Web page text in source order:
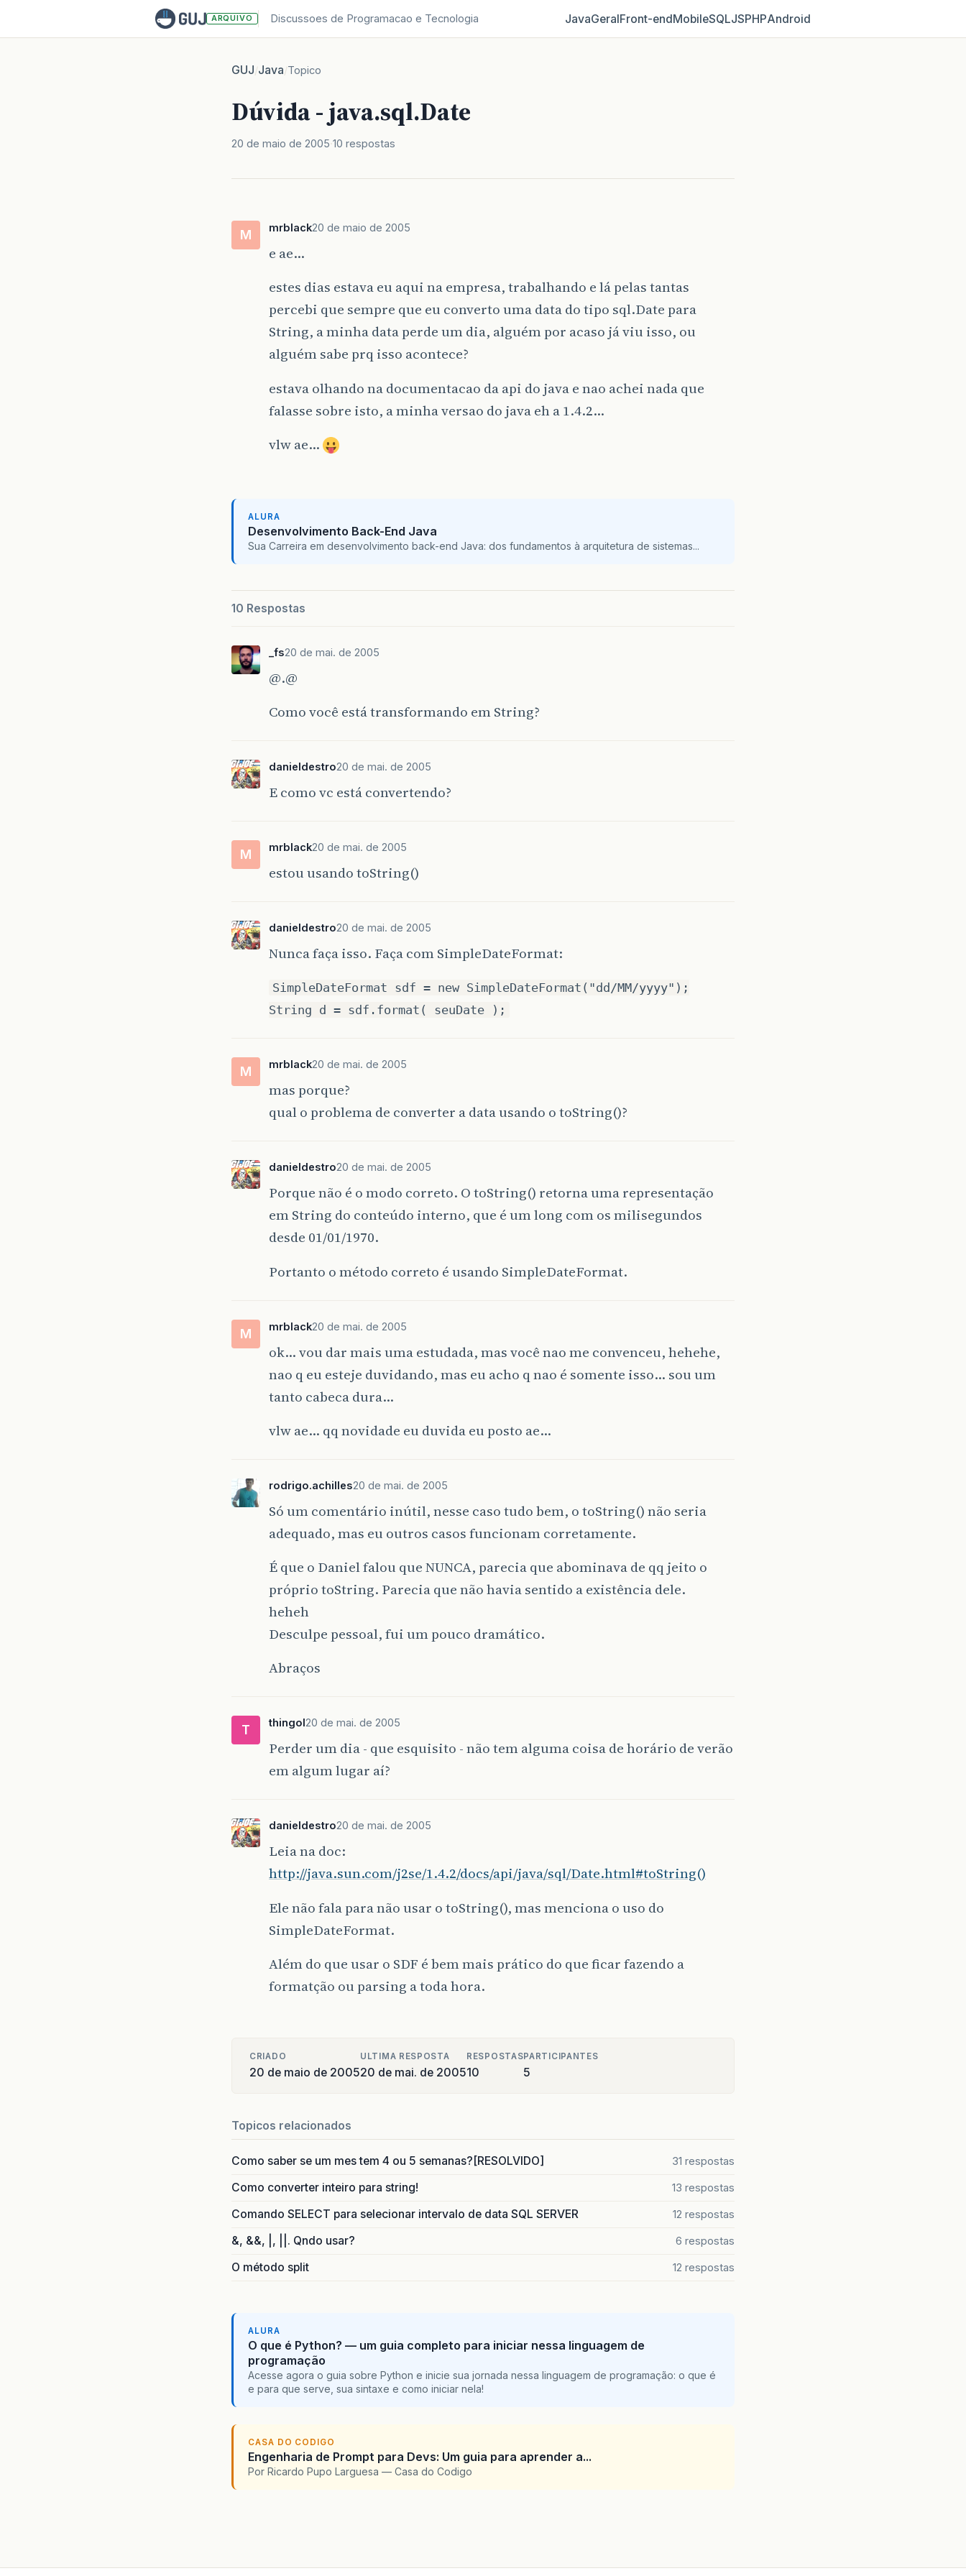
ARQUIVO Discussoes de Programacao e Tecnologia JavaGeralFront‑endMobileSQLJSPHPAndroid
GUJ/Java/Topico
Dúvida - java.sql.Date
20 de maio de 2005 10 respostas
M mrblack20 de maio de 2005
e ae…
estes dias estava eu aqui na empresa, trabalhando e lá pelas tantas
percebi que sempre que eu converto uma data do tipo sql.Date para
String, a minha data perde um dia, alguém por acaso já viu isso, ou
alguém sabe prq isso acontece?
estava olhando na documentacao da api do java e nao achei nada que
falasse sobre isto, a minha versao do java eh a 1.4.2…
vlw ae…
ALURA
Desenvolvimento Back-End Java
Sua Carreira em desenvolvimento back-end Java: dos fundamentos à arquitetura de sistemas...
10 Respostas
_fs20 de mai. de 2005
@.@
Como você está transformando em String?
danieldestro20 de mai. de 2005
E como vc está convertendo?
M mrblack20 de mai. de 2005
estou usando toString()
danieldestro20 de mai. de 2005
Nunca faça isso. Faça com SimpleDateFormat:
SimpleDateFormat sdf = new SimpleDateFormat("dd/MM/yyyy");
String d = sdf.format( seuDate );
M mrblack20 de mai. de 2005
mas porque?
qual o problema de converter a data usando o toString()?
danieldestro20 de mai. de 2005
Porque não é o modo correto. O toString() retorna uma representação
em String do conteúdo interno, que é um long com os milisegundos
desde 01/01/1970.
Portanto o método correto é usando SimpleDateFormat.
M mrblack20 de mai. de 2005
ok… vou dar mais uma estudada, mas você nao me convenceu, hehehe,
nao q eu esteje duvidando, mas eu acho q nao é somente isso… sou um
tanto cabeca dura…
vlw ae… qq novidade eu duvida eu posto ae…
rodrigo.achilles20 de mai. de 2005
Só um comentário inútil, nesse caso tudo bem, o toString() não seria
adequado, mas eu outros casos funcionam corretamente.
É que o Daniel falou que NUNCA, parecia que abominava de qq jeito o
próprio toString. Parecia que não havia sentido a existência dele.
heheh
Desculpe pessoal, fui um pouco dramático.
Abraços
T thingol20 de mai. de 2005
Perder um dia - que esquisito - não tem alguma coisa de horário de verão
em algum lugar aí?
danieldestro20 de mai. de 2005
Leia na doc:
http://java.sun.com/j2se/1.4.2/docs/api/java/sql/Date.html#toString()
Ele não fala para não usar o toString(), mas menciona o uso do
SimpleDateFormat.
Além do que usar o SDF é bem mais prático do que ficar fazendo a
formatção ou parsing a toda hora.
CRIADO
20 de maio de 2005
ULTIMA RESPOSTA
20 de mai. de 2005
RESPOSTAS
10
PARTICIPANTES
5
Topicos relacionados
Como saber se um mes tem 4 ou 5 semanas?[RESOLVIDO] 31 respostas
Como converter inteiro para string! 13 respostas
Comando SELECT para selecionar intervalo de data SQL SERVER 12 respostas
&, &&, |, ||. Qndo usar? 6 respostas
O método split 12 respostas
ALURA
O que é Python? — um guia completo para iniciar nessa linguagem de
programação
Acesse agora o guia sobre Python e inicie sua jornada nessa linguagem de programação: o que é
e para que serve, sua sintaxe e como iniciar nela!
CASA DO CODIGO
Engenharia de Prompt para Devs: Um guia para aprender a...
Por Ricardo Pupo Larguesa — Casa do Codigo